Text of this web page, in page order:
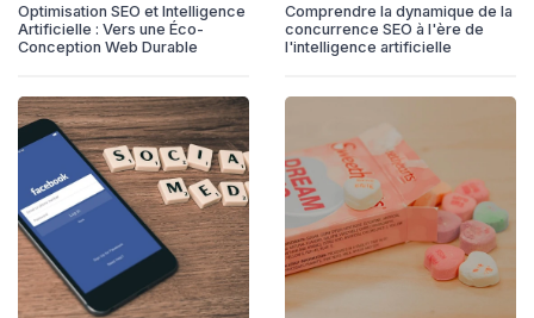
Optimisation SEO et Intelligence
Artificielle : Vers une Éco-
Conception Web Durable
Comprendre la dynamique de la
concurrence SEO à l'ère de
l'intelligence artificielle